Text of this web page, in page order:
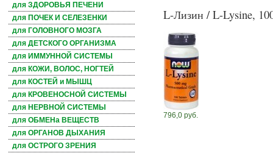
для ЗДОРОВЬЯ ПЕЧЕНИ
для ПОЧЕК И СЕЛЕЗЕНКИ
для ГОЛОВНОГО МОЗГА
для ДЕТСКОГО ОРГАНИЗМА
для ИММУННОЙ СИСТЕМЫ
для КОЖИ, ВОЛОС, НОГТЕЙ
для КОСТЕЙ и МЫШЦ
для КРОВЕНОСНОЙ СИСТЕМЫ
для НЕРВНОЙ СИСТЕМЫ
для ОБМЕНа ВЕЩЕСТВ
для ОРГАНОВ ДЫХАНИЯ
для ОСТРОГО ЗРЕНИЯ
L-Лизин / L-Lysine,
796,0 руб.